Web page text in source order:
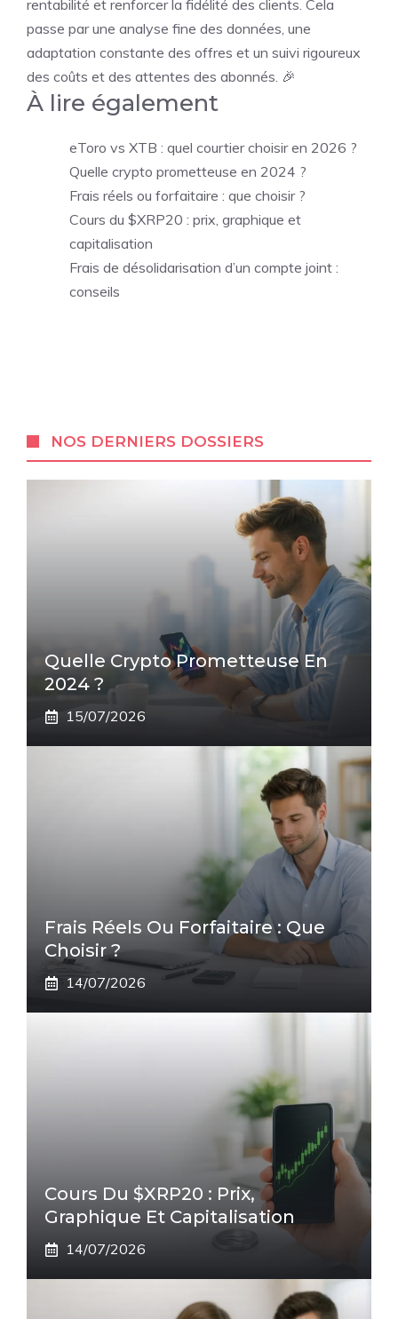
rentabilité et renforcer la fidélité des clients. Cela
passe par une analyse fine des données, une
adaptation constante des offres et un suivi rigoureux
des coûts et des attentes des abonnés. 🎉
À lire également
eToro vs XTB : quel courtier choisir en 2026 ?
Quelle crypto prometteuse en 2024 ?
Frais réels ou forfaitaire : que choisir ?
Cours du $XRP20 : prix, graphique et
capitalisation
Frais de désolidarisation d’un compte joint :
conseils
NOS DERNIERS DOSSIERS
Quelle Crypto Prometteuse En
2024 ?
15/07/2026
Frais Réels Ou Forfaitaire : Que
Choisir ?
14/07/2026
Cours Du $XRP20 : Prix,
Graphique Et Capitalisation
14/07/2026